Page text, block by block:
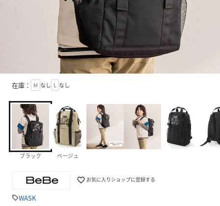
在庫： M なし L なし
ブラック ベージュ
favorite_border お気に入りショップに登録する
sellWASK